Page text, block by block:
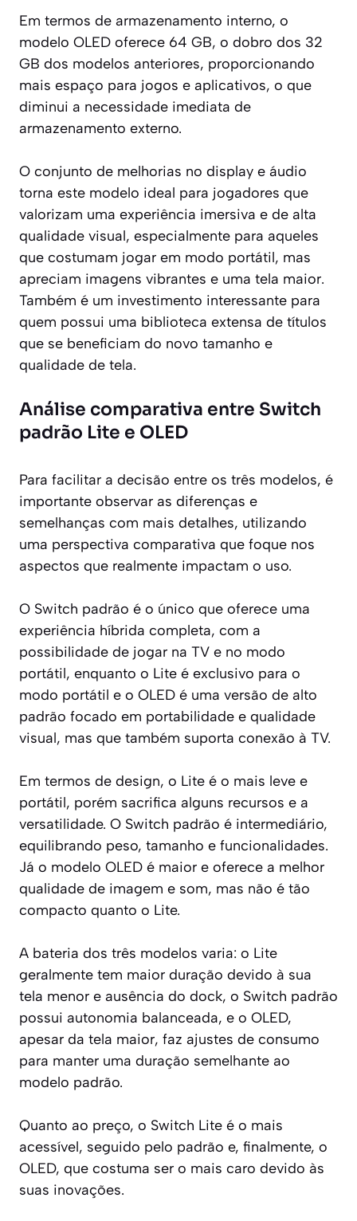
Em termos de armazenamento interno, o
modelo OLED oferece 64 GB, o dobro dos 32
GB dos modelos anteriores, proporcionando
mais espaço para jogos e aplicativos, o que
diminui a necessidade imediata de
armazenamento externo.
O conjunto de melhorias no display e áudio
torna este modelo ideal para jogadores que
valorizam uma experiência imersiva e de alta
qualidade visual, especialmente para aqueles
que costumam jogar em modo portátil, mas
apreciam imagens vibrantes e uma tela maior.
Também é um investimento interessante para
quem possui uma biblioteca extensa de títulos
que se beneficiam do novo tamanho e
qualidade de tela.
Análise comparativa entre Switch
padrão Lite e OLED
Para facilitar a decisão entre os três modelos, é
importante observar as diferenças e
semelhanças com mais detalhes, utilizando
uma perspectiva comparativa que foque nos
aspectos que realmente impactam o uso.
O Switch padrão é o único que oferece uma
experiência híbrida completa, com a
possibilidade de jogar na TV e no modo
portátil, enquanto o Lite é exclusivo para o
modo portátil e o OLED é uma versão de alto
padrão focado em portabilidade e qualidade
visual, mas que também suporta conexão à TV.
Em termos de design, o Lite é o mais leve e
portátil, porém sacrifica alguns recursos e a
versatilidade. O Switch padrão é intermediário,
equilibrando peso, tamanho e funcionalidades.
Já o modelo OLED é maior e oferece a melhor
qualidade de imagem e som, mas não é tão
compacto quanto o Lite.
A bateria dos três modelos varia: o Lite
geralmente tem maior duração devido à sua
tela menor e ausência do dock, o Switch padrão
possui autonomia balanceada, e o OLED,
apesar da tela maior, faz ajustes de consumo
para manter uma duração semelhante ao
modelo padrão.
Quanto ao preço, o Switch Lite é o mais
acessível, seguido pelo padrão e, finalmente, o
OLED, que costuma ser o mais caro devido às
suas inovações.